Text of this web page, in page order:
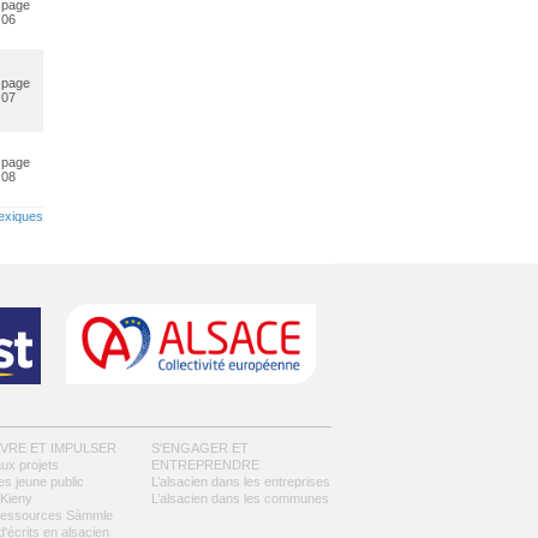
page
06
page
07
page
08
ET IMPULSER
projets
jeune public
Sàmmle
en alsacien
S'ENGAGER ET
ENTREPRENDRE
L’alsacien dans les entreprises
L’alsacien dans les communes